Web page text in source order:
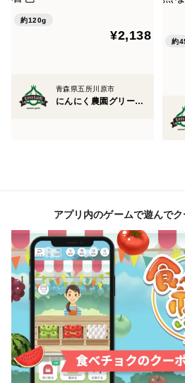
約120g
¥2,138
青森県五所川原市
にんにく農園グリーンハンズ
約
アプリ内のゲームで遊んでク